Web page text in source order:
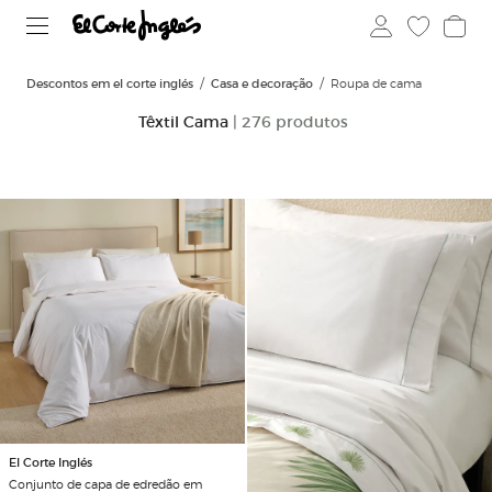
Descontos em el corte inglés Casa e decoração Roupa de cama
Têxtil Cama | 276 produtos
El Corte Inglés
Conjunto de capa de edredão em